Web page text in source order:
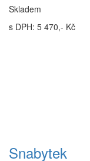
Skladem
s DPH: 5 470,- Kč
Snabytek